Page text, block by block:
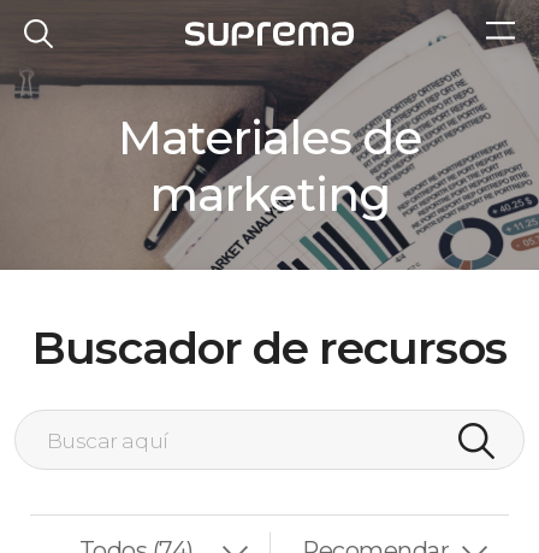
Materiales de
marketing
Buscador de recursos